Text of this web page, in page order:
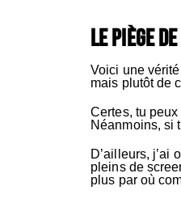
Le piège
Voici une
mais plutôt de
Certes, tu
Néanmoins, si
D’ailleurs, j’ai
pleins de
plus par où